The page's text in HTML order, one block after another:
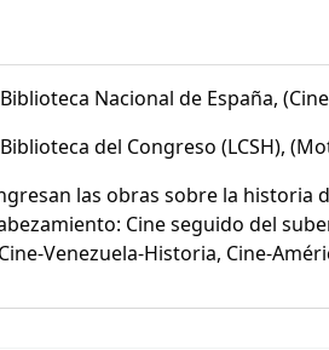
Nacional de España,
del Congreso (LCSH),
las obras sobre la
Cine seguido del
Venezuela-Historia, Cine-